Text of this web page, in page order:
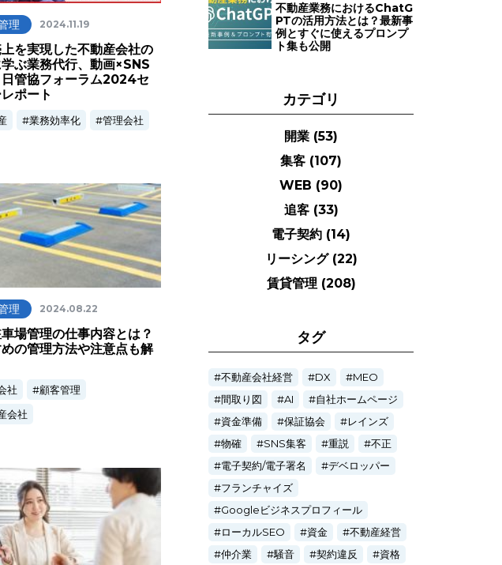
理 2024.11.19
を実現した不動産会社の
ぶ業務代行、動画×SNS
管協フォーラム2024セ
ポート
業務効率化 管理会社
理 2024.08.22
場管理の仕事内容とは？
の管理方法や注意点も解
社
顧客管理
会社
不動産業務におけるChatG
PTの活用方法とは？最新事
例とすぐに使えるプロンプ
ト集も公開
カテゴリ
開業 (53)
集客 (107)
WEB (90)
追客 (33)
電子契約 (14)
リーシング (22)
賃貸管理 (208)
タグ
不動産会社経営 DX
MEO
間取り図
AI
自社ホームページ
資金準備
保証協会
レインズ
物確
SNS集客 重説
不正
電子契約/電子署名
デベロッパー
フランチャイズ
Googleビジネスプロフィール
ローカルSEO
資金
不動産経営
仲介業
騒音 契約違反
資格